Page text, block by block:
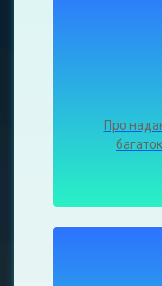
Про